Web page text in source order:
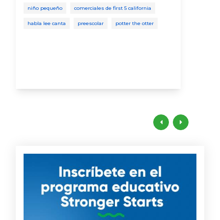
niño pequeño comerciales de first 5 california
habla lee canta preescolar potter the otter